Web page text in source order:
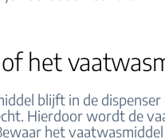
het
blijft in de
Hierdoor wordt de
het